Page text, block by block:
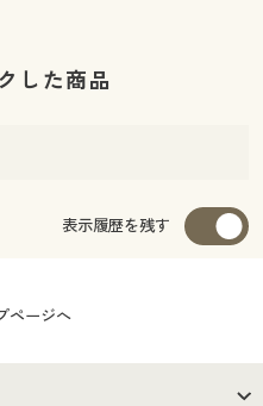
した商品
表示履歴を残す
ページへ